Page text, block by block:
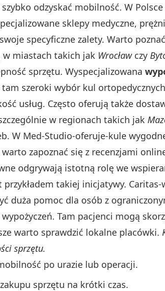
szybko odzyskać mobilność. W
sklepy medyczne,
specyficzne zalety. Warto
w miastach takich jak Wrocławczy
sprzętu. Wyspecjalizowana
szeroki wybór kul
usług. Często oferują także
w regionach takich jak
W Med-Studio-oferuje-kule
warto zapoznać się z recenzjami
odgrywają istotną rolę we
przykładem takiej inicjatywy.
duża pomoc dla osób z
Tam pacjenci mogą
warto sprawdzić lokalne placówki.
sprzętu.
po urazie lub operacji.
sprzętu na krótki czas.